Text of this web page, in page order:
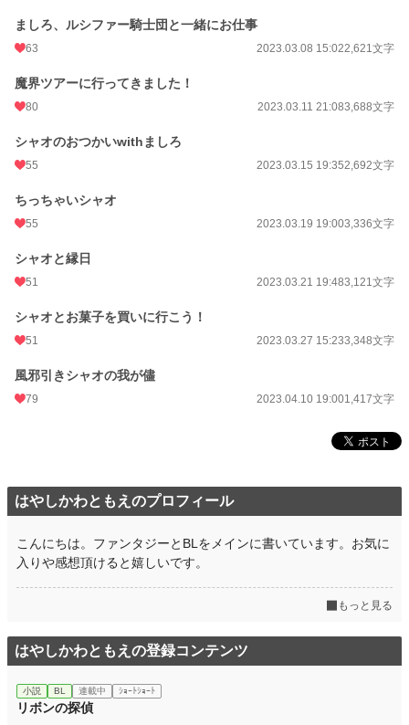
ましろ、ルシファー騎士団と一緒にお仕事
63 2023.03.08 15:022,621文字
魔界ツアーに行ってきました！
80 2023.03.11 21:083,688文字
シャオのおつかいwithましろ
55 2023.03.15 19:352,692文字
ちっちゃいシャオ
55 2023.03.19 19:003,336文字
シャオと縁日
51 2023.03.21 19:483,121文字
シャオとお菓子を買いに行こう！
51 2023.03.27 15:233,348文字
風邪引きシャオの我が儘
79 2023.04.10 19:001,417文字
はやしかわともえのプロフィール
こんにちは。ファンタジーとBLをメインに書いています。お気に
入りや感想頂けると嬉しいです。
もっと見る
はやしかわともえの登録コンテンツ
小説 BL 連載中 ｼｮｰﾄｼｮｰﾄ
リボンの探偵